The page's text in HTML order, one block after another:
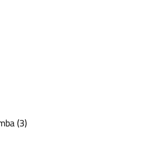
(3)